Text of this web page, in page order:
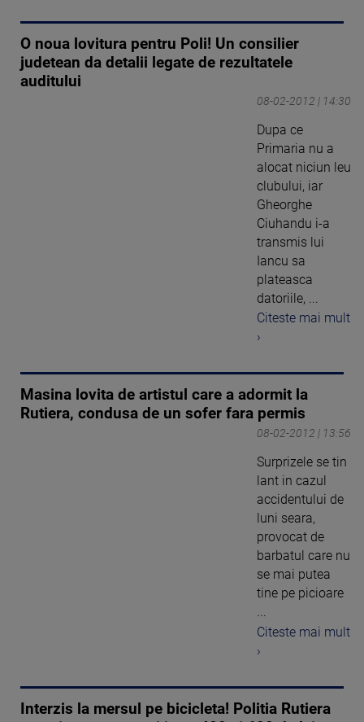
O noua lovitura pentru Poli! Un consilier
judetean da detalii legate de rezultatele
auditului
08-02-2012 | 14:30
Dupa ce
Primaria nu a
alocat niciun leu
clubului, iar
Gheorghe
Ciuhandu i-a
transmis lui
Iancu sa
plateasca
datoriile, ...
Citeste mai mult
›
Masina lovita de artistul care a adormit la
Rutiera, condusa de un sofer fara permis
08-02-2012 | 13:56
Surprizele se tin
lant in cazul
accidentului de
luni seara,
provocat de
barbatul care nu
se mai putea
tine pe picioare
...
Citeste mai mult
›
Interzis la mersul pe bicicleta! Politia Rutiera